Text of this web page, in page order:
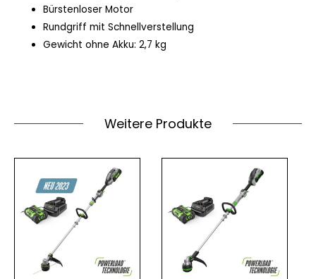
Bürstenloser Motor
Rundgriff mit Schnellverstellung
Gewicht ohne Akku: 2,7 kg
Weitere Produkte